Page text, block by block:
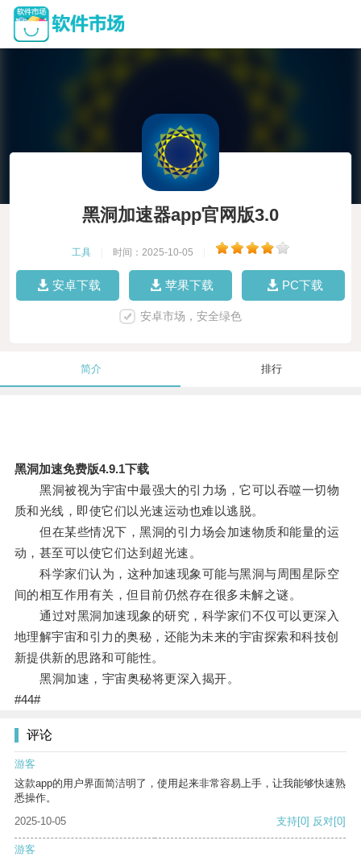
黑洞加速器app官网版3.0
工具 时间：2025-10-05
安卓下载 苹果下载 PC下载
安卓市场，安全绿色
简介 排行
黑洞加速免费版4.9.1下载
黑洞被视为宇宙中最强大的引力场，它可以吞噬一切物
质和光线，即使它们以光速运动也难以逃脱。
但在某些情况下，黑洞的引力场会加速物质和能量的运
动，甚至可以使它们达到超光速。
科学家们认为，这种加速现象可能与黑洞与周围星际空
间的相互作用有关，但目前仍然存在很多未解之谜。
通过对黑洞加速现象的研究，科学家们不仅可以更深入
地理解宇宙和引力的奥秘，还能为未来的宇宙探索和科技创
新提供新的思路和可能性。
黑洞加速，宇宙奥秘将更深入揭开。
#44#
评论
游客
这款app的用户界面简洁明了，使用起来非常容易上手，让我能够快速熟
悉操作。
2025-10-05
支持[0] 反对[0]
游客